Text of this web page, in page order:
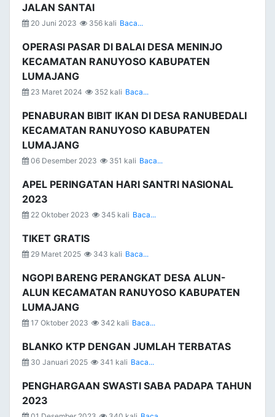
JALAN SANTAI
20 Juni 2023 356 kali Baca...
OPERASI PASAR DI BALAI DESA MENINJO
KECAMATAN RANUYOSO KABUPATEN
LUMAJANG
23 Maret 2024 352 kali Baca...
PENABURAN BIBIT IKAN DI DESA RANUBEDALI
KECAMATAN RANUYOSO KABUPATEN
LUMAJANG
06 Desember 2023 351 kali Baca...
APEL PERINGATAN HARI SANTRI NASIONAL
2023
22 Oktober 2023 345 kali Baca...
TIKET GRATIS
29 Maret 2025 343 kali Baca...
NGOPI BARENG PERANGKAT DESA ALUN-
ALUN KECAMATAN RANUYOSO KABUPATEN
LUMAJANG
17 Oktober 2023 342 kali Baca...
BLANKO KTP DENGAN JUMLAH TERBATAS
30 Januari 2025 341 kali Baca...
PENGHARGAAN SWASTI SABA PADAPA TAHUN
2023